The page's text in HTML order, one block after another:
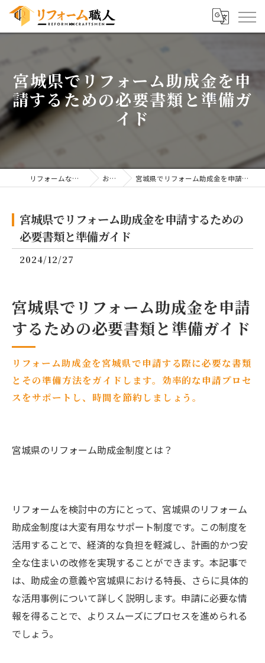
宮城県でリフォーム助成金を申
請するための必要書類と準備ガ
イド
リフォームならリフォーム職人 お知らせ 宮城県でリフォーム助成金を申請するための必要書類と準備ガイド
宮城県でリフォーム助成金を申請するための
必要書類と準備ガイド
2024/12/27
宮城県でリフォーム助成金を申請
するための必要書類と準備ガイド
リフォーム助成金を宮城県で申請する際に必要な書類
とその準備方法をガイドします。効率的な申請プロセ
スをサポートし、時間を節約しましょう。
宮城県のリフォーム助成金制度とは？
リフォームを検討中の方にとって、宮城県のリフォーム
助成金制度は大変有用なサポート制度です。この制度を
活用することで、経済的な負担を軽減し、計画的かつ安
全な住まいの改修を実現することができます。本記事で
は、助成金の意義や宮城県における特長、さらに具体的
な活用事例について詳しく説明します。申請に必要な情
報を得ることで、よりスムーズにプロセスを進められる
でしょう。